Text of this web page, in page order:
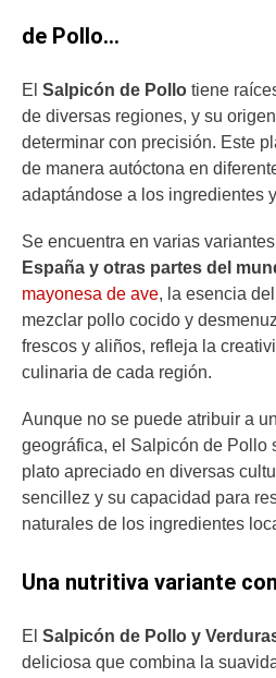
de Pollo…
El Salpicón de Pollo tiene
de diversas regiones, y su
determinar con precisión. Este
de manera autóctona en
adaptándose a los ingredientes
Se encuentra en varias
España y otras partes del
mayonesa de ave, la esencia
mezclar pollo cocido y
frescos y aliños, refleja la
culinaria de cada región.
Aunque no se puede atribuir a
geográfica, el Salpicón de Pollo
plato apreciado en diversas
sencillez y su capacidad para
naturales de los ingredientes
Una nutritiva variante
El Salpicón de Pollo y
deliciosa que combina la